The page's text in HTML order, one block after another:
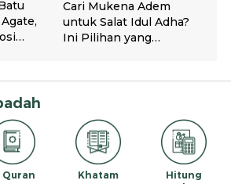
Quran
Khatam
Hitung